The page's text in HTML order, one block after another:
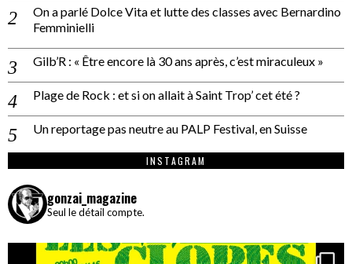
On a parlé Dolce Vita et lutte des classes avec Bernardino
Femminielli
Gilb’R : « Être encore là 30 ans après, c’est miraculeux »
Plage de Rock : et si on allait à Saint Trop’ cet été ?
Un reportage pas neutre au PALP Festival, en Suisse
INSTAGRAM
gonzai_magazine
Seul le détail compte.